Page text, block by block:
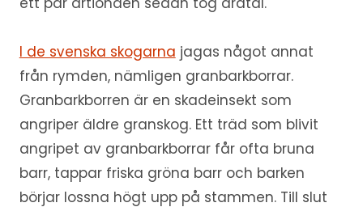
I de svenska skogarna jagas något annat
från rymden, nämligen granbarkborrar.
Granbarkborren är en skadeinsekt som
angriper äldre granskog. Ett träd som blivit
angripet av granbarkborrar får ofta bruna
barr, tappar friska gröna barr och barken
börjar lossna högt upp på stammen. Till slut